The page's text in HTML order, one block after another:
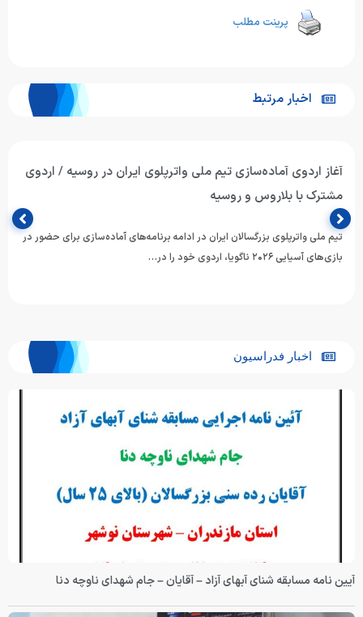
پرینت مطلب
اخبار مرتبط
آغاز اردوی آماده‌سازی تیم ملی واترپلوی ایران در روسیه / اردوی
مشترک با بلاروس و روسیه
تیم ملی واترپلوی بزرگسالان ایران در ادامه برنامه‌های آماده‌سازی برای حضور در
بازی‌های آسیایی ۲۰۲۶ ناگویا، اردوی خود را در…
اخبار فدراسیون
آیین نامه مسابقه شنای آبهای آزاد – آقایان – جام شهدای ناوچه دنا